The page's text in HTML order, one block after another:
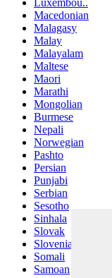
Macedonian
Malagasy
Malay
Malayalam
Maltese
Maori
Marathi
Mongolian
Burmese
Nepali
Norwegian
Pashto
Persian
Punjabi
Serbian
Sesotho
Sinhala
Slovak
Slovenian
Somali
Samoan